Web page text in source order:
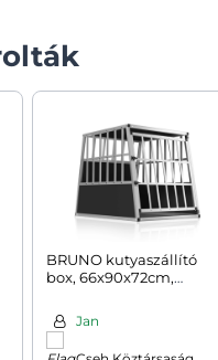
BRUNO kutyaszállító
box, 66x90x72cm,
Jan